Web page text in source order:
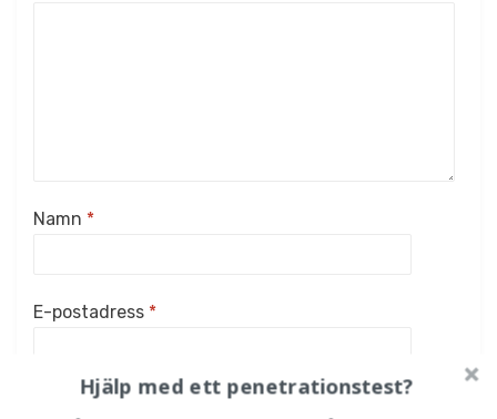
Namn *
E-postadress *
Webbplats
Hjälp med ett penetrationstest?